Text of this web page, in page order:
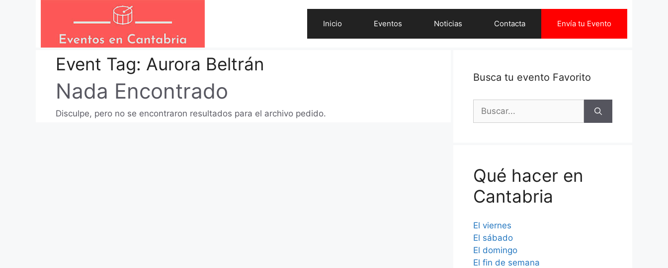
Inicio Eventos Noticias Contacta Envía tu Evento
Event Tag: Aurora Beltrán
Nada Encontrado
Disculpe, pero no se encontraron resultados para el archivo pedido.
Busca tu evento Favorito
Buscar:
Qué hacer en
Cantabria
El viernes
El sábado
El domingo
El fin de semana